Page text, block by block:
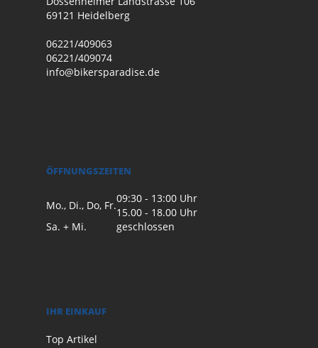
69121 Heidelberg
06221/409063
06221/409074
info@bikersparadise.de
ÖFFNUNGSZEITEN
Mo., Di., Do, Fr.
09:30 - 13:00 Uhr
15.00 - 18.00 Uhr
Sa. + Mi.
geschlossen
IHR EINKAUF
Top Artikel